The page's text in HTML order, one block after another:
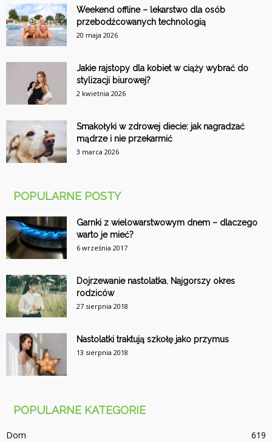
Weekend offline – lekarstwo dla osób
przebodźcowanych technologią
20 maja 2026
Jakie rajstopy dla kobiet w ciąży wybrać do
stylizacji biurowej?
2 kwietnia 2026
Smakołyki w zdrowej diecie: jak nagradzać
mądrze i nie przekarmić
3 marca 2026
POPULARNE POSTY
Garnki z wielowarstwowym dnem – dlaczego
warto je mieć?
6 września 2017
Dojrzewanie nastolatka. Najgorszy okres
rodziców
27 sierpnia 2018
Nastolatki traktują szkołę jako przymus
13 sierpnia 2018
POPULARNE KATEGORIE
Dom
619